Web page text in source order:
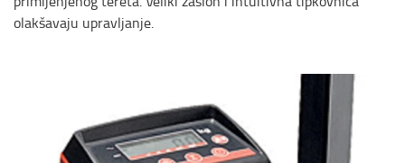
olakšavaju upravljanje.